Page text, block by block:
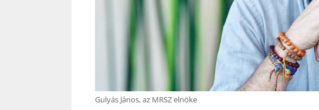
Gulyás János, az MRSZ elnöke